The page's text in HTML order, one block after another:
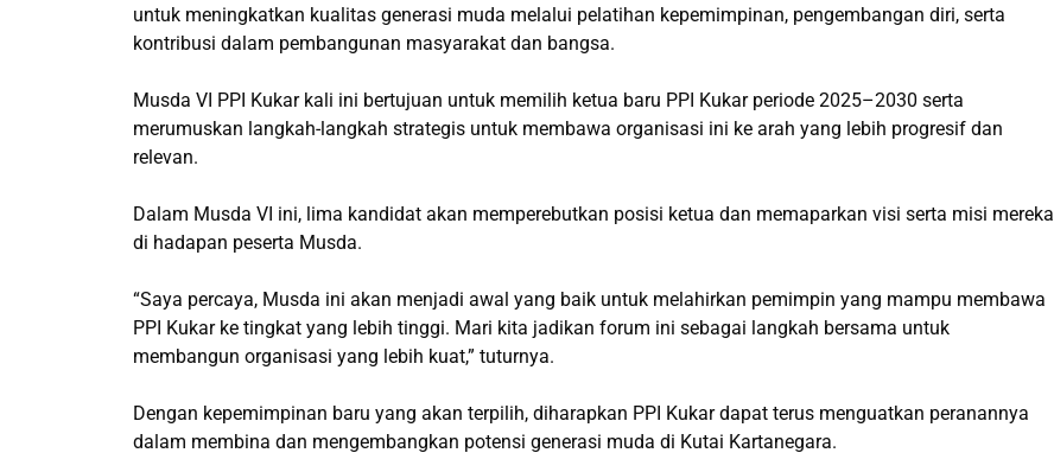
untuk meningkatkan kualitas generasi muda melalui pelatihan kepemimpinan, pengembangan diri, serta
kontribusi dalam pembangunan masyarakat dan bangsa.
Musda VI PPI Kukar kali ini bertujuan untuk memilih ketua baru PPI Kukar periode 2025–2030 serta
merumuskan langkah-langkah strategis untuk membawa organisasi ini ke arah yang lebih progresif dan
relevan.
Dalam Musda VI ini, lima kandidat akan memperebutkan posisi ketua dan memaparkan visi serta misi mereka
di hadapan peserta Musda.
“Saya percaya, Musda ini akan menjadi awal yang baik untuk melahirkan pemimpin yang mampu membawa
PPI Kukar ke tingkat yang lebih tinggi. Mari kita jadikan forum ini sebagai langkah bersama untuk
membangun organisasi yang lebih kuat,” tuturnya.
Dengan kepemimpinan baru yang akan terpilih, diharapkan PPI Kukar dapat terus menguatkan peranannya
dalam membina dan mengembangkan potensi generasi muda di Kutai Kartanegara.